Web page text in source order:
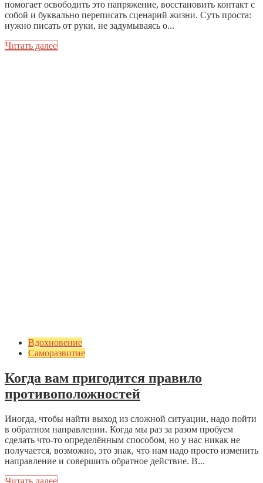
помогает освободить это напряжение, восстановить контакт с
собой и буквально переписать сценарий жизни. Суть проста:
нужно писать от руки, не задумываясь о...
Читать далее
Вдохновение
Саморазвитие
Когда вам пригодится правило
противоположностей
Иногда, чтобы найти выход из сложной ситуации, надо пойти
в обратном направлении. Когда мы раз за разом пробуем
сделать что-то определённым способом, но у нас никак не
получается, возможно, это знак, что нам надо просто изменить
направление и совершить обратное действие. В...
Читать далее